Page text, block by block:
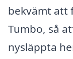
bekvämt att
Tumbo, så
nysläppta